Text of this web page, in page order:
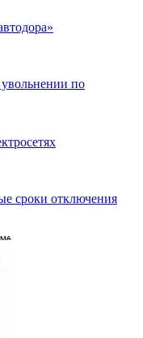
увольнении по
сроки отключения